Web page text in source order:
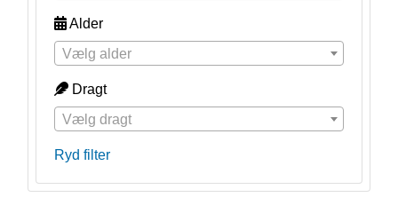
Alder
Vælg alder
Dragt
Vælg dragt
Ryd filter